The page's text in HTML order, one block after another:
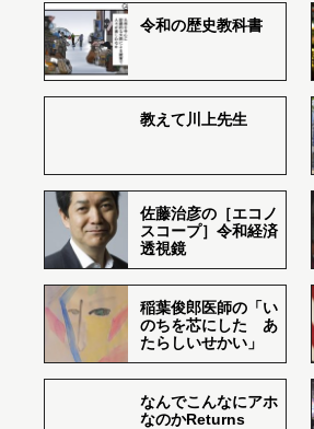
令和の歴史教科書
教えて川上先生
佐藤治彦の［エコノ
スコープ］令和経済
透視鏡
稲葉俊郎医師の「い
のちを芯にした あ
たらしいせかい」
なんでこんなにアホ
なのかReturns